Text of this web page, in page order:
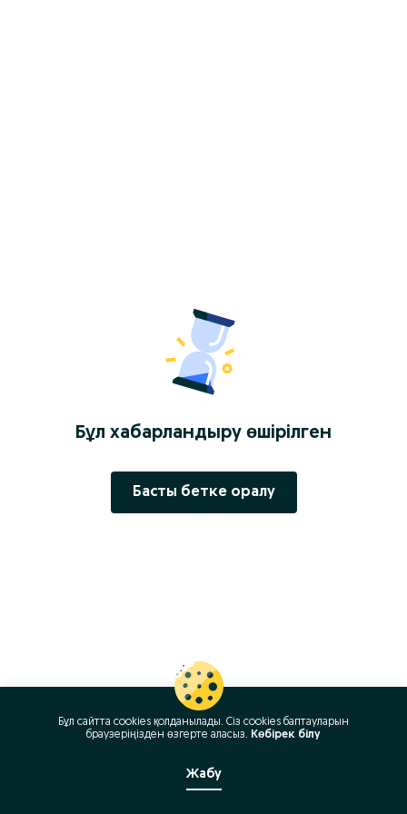
Бұл хабарландыру өшірілген
Басты бетке оралу
Бұл сайтта cookies қолданылады. Сіз cookies баптауларын
браузеріңізден өзгерте аласыз. Көбірек білу
Жабу